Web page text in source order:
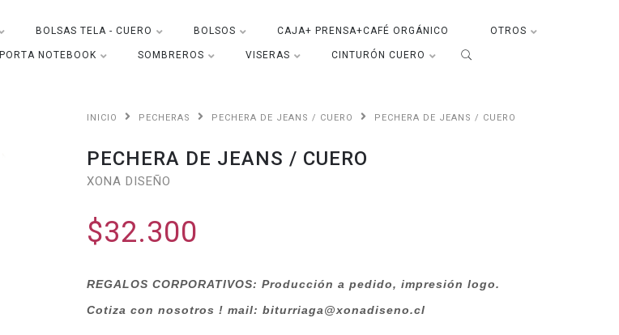
BOLSAS TELA - CUERO BOLSOS CAJA+ PRENSA+CAFÉ ORGÁNICO OTROS
PORTA NOTEBOOK SOMBREROS VISERAS CINTURÓN CUERO
INICIO PECHERAS PECHERA DE JEANS / CUERO PECHERA DE JEANS / CUERO
PECHERA DE JEANS / CUERO
XONA DISEÑO
$32.300
REGALOS CORPORATIVOS: Producción a pedido, impresión logo.
Cotiza con nosotros ! mail: biturriaga@xonadiseno.cl